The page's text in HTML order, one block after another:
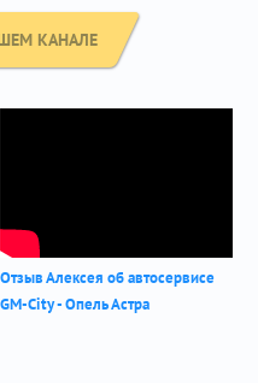
КАНАЛЕ
Отзыв Алексея об автосервисе
GM-City - Опель Астра